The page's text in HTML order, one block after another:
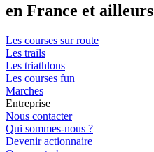
en France et ailleurs
Les courses sur route
Les trails
Les triathlons
Les courses fun
Marches
Entreprise
Nous contacter
Qui sommes-nous ?
Devenir actionnaire